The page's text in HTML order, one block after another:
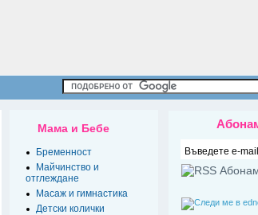
Мама и Бебе
Бременност
Майчинство и
отглеждане
Масаж и гимнастика
Детски колички